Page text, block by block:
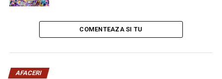
COMENTEAZA SI TU
AFACERI